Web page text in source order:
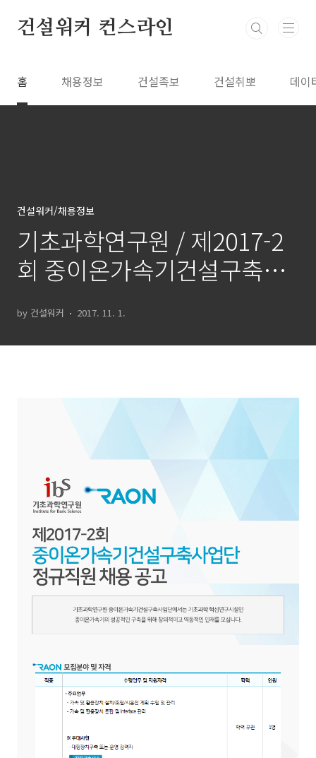
건설워커 컨스라인
홈 채용정보 건설족보 건설취뽀 데이
건설워커/채용정보
기초과학연구원 / 제2017-2
회 중이온가속기건설구축사
by 건설워커 2017. 11. 1.